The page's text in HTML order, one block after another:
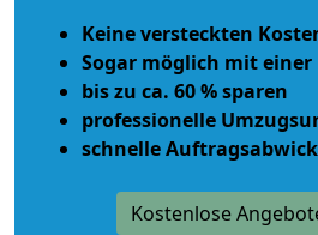
Keine versteckten
Sogar möglich mit
bis zu ca. 60 % sparen
professionelle
schnelle
Kostenlose